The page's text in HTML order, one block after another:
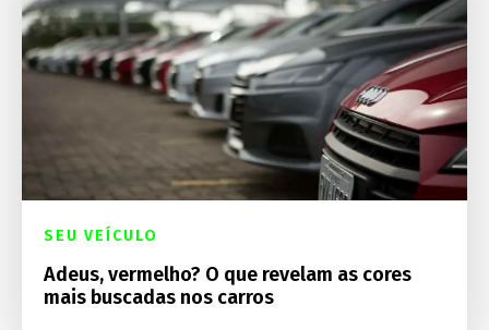
SEU VEÍCULO
Adeus, vermelho? O que revelam as cores
mais buscadas nos carros